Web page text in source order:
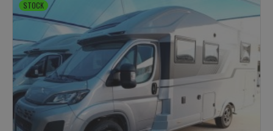
STOCK